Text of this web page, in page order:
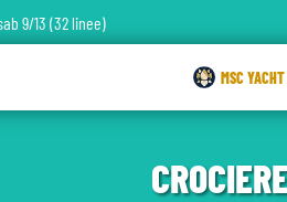
9/13 (32 linee)
MSC